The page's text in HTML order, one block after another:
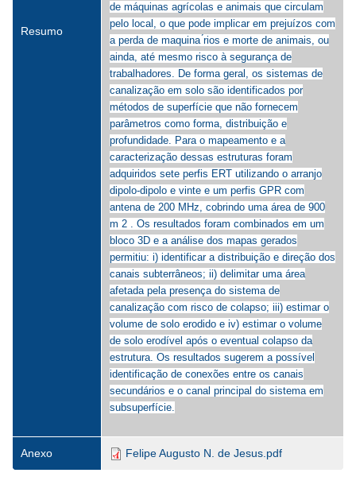
Resumo
de máquinas agrícolas e animais que circulam
pelo local, o que pode implicar em prejuízos com
a perda de maquina ́rios e morte de animais, ou
ainda, até mesmo risco à segurança de
trabalhadores. De forma geral, os sistemas de
canalização em solo são identificados por
métodos de superfície que não fornecem
parâmetros como forma, distribuição e
profundidade. Para o mapeamento e a
caracterização dessas estruturas foram
adquiridos sete perfis ERT utilizando o arranjo
dipolo-dipolo e vinte e um perfis GPR com
antena de 200 MHz, cobrindo uma área de 900
m 2 . Os resultados foram combinados em um
bloco 3D e a análise dos mapas gerados
permitiu: i) identificar a distribuição e direção dos
canais subterrâneos; ii) delimitar uma área
afetada pela presença do sistema de
canalização com risco de colapso; iii) estimar o
volume de solo erodido e iv) estimar o volume
de solo erodível após o eventual colapso da
estrutura. Os resultados sugerem a possível
identificação de conexões entre os canais
secundários e o canal principal do sistema em
subsuperfície.
Anexo Felipe Augusto N. de Jesus.pdf